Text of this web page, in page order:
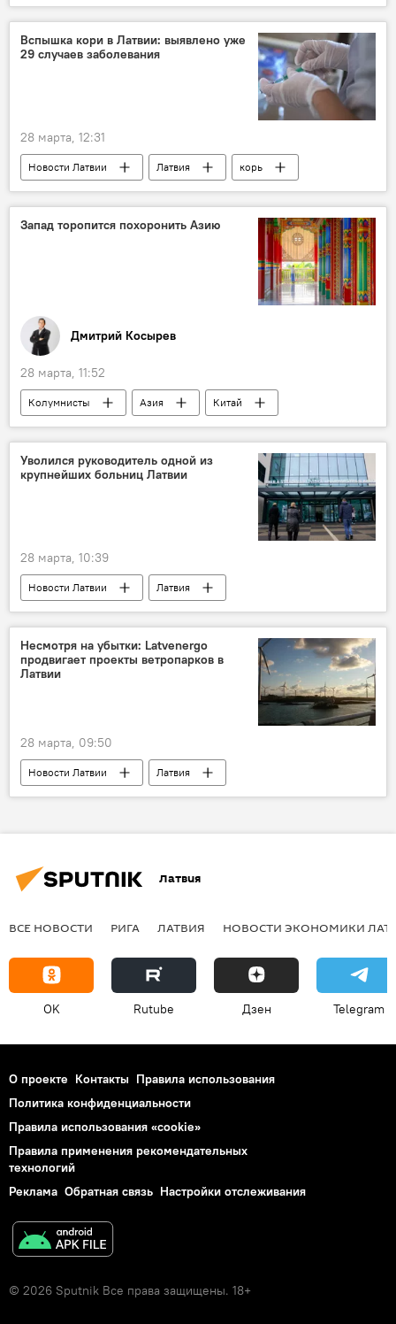
смертность
Европа
Вспышка кори в Латвии: выявлено уже
29 случаев заболевания
28 марта, 12:31
Новости Латвии Латвия корь
Запад торопится похоронить Азию
Дмитрий Косырев
28 марта, 11:52
Колумнисты Азия
Китай
Япония
Уволился руководитель одной из
крупнейших больниц Латвии
28 марта, 10:39
Новости Латвии
Латвия
Клиническая больница имени Паула Страдыня
Несмотря на убытки: Latvenergo
продвигает проекты ветропарков в
Латвии
28 марта, 09:50
Новости Латвии
Латвия
Latvenergo
Latvijas valsts meži
Латвия
ВСЕ НОВОСТИ РИГА ЛАТВИЯ НОВОСТИ ЭКОНОМИКИ
OK Rutube Дзен Telegram
О проекте Контакты Правила использования
Политика конфиденциальности
Правила использования «cookie»
Правила применения рекомендательных
технологий
Реклама Обратная связь Настройки отслеживания
© 2026 Sputnik Все права защищены. 18+